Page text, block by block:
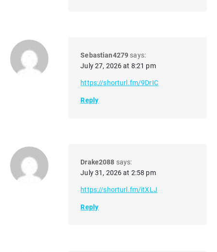
Sebastian4279 says:
July 27, 2026 at 8:21 pm
https://shorturl.fm/9DrIC
Reply
Drake2088 says:
July 31, 2026 at 2:58 pm
https://shorturl.fm/itXLJ
Reply